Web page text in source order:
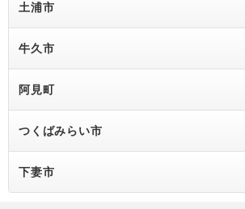
土浦市
牛久市
阿見町
つくばみらい市
下妻市